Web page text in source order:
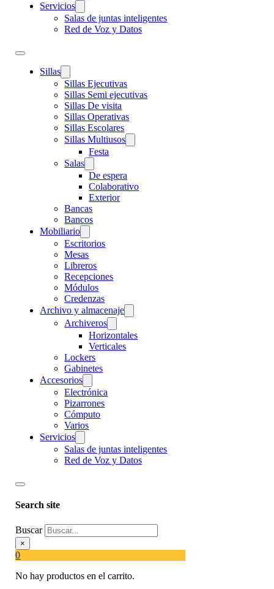
Servicios
Salas de juntas inteligentes
Red de Voz y Datos
Sillas
Sillas Ejecutivas
Sillas Semi ejecutivas
Sillas De visita
Sillas Operativas
Sillas Escolares
Sillas Multiusos
Festa
Salas
De espera
Colaborativo
Exterior
Bancas
Bancos
Mobiliario
Escritorios
Mesas
Libreros
Recepciones
Módulos
Credenzas
Archivo y almacenaje
Archiveros
Horizontales
Verticales
Lockers
Gabinetes
Accesorios
Electrónica
Pizarrones
Cómputo
Varios
Servicios
Salas de juntas inteligentes
Red de Voz y Datos
Search site
Buscar
×
0
No hay productos en el carrito.